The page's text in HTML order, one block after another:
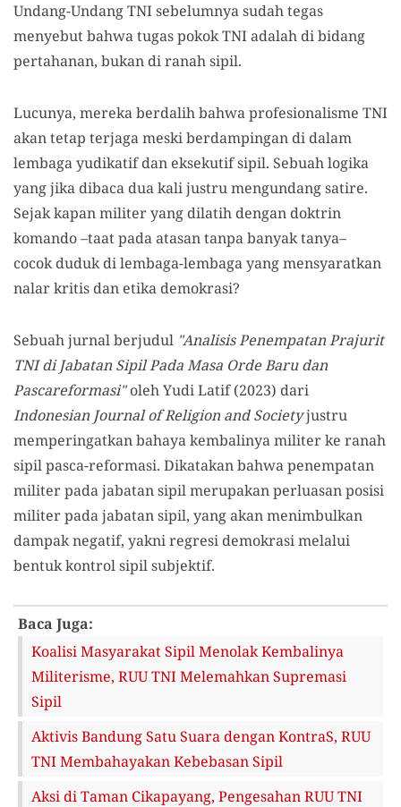
Undang-Undang TNI sebelumnya sudah tegas
menyebut bahwa tugas pokok TNI adalah di bidang
pertahanan, bukan di ranah sipil.
Lucunya, mereka berdalih bahwa profesionalisme TNI
akan tetap terjaga meski berdampingan di dalam
lembaga yudikatif dan eksekutif sipil. Sebuah logika
yang jika dibaca dua kali justru mengundang satire.
Sejak kapan militer yang dilatih dengan doktrin
komando –taat pada atasan tanpa banyak tanya–
cocok duduk di lembaga-lembaga yang mensyaratkan
nalar kritis dan etika demokrasi?
Sebuah jurnal berjudul "Analisis Penempatan Prajurit
TNI di Jabatan Sipil Pada Masa Orde Baru dan
Pascareformasi"oleh Yudi Latif (2023) dari
Indonesian Journal of Religion and Societyjustru
memperingatkan bahaya kembalinya militer ke ranah
sipil pasca-reformasi. Dikatakan bahwa penempatan
militer pada jabatan sipil merupakan perluasan posisi
militer pada jabatan sipil, yang akan menimbulkan
dampak negatif, yakni regresi demokrasi melalui
bentuk kontrol sipil subjektif.
Baca Juga:
Koalisi Masyarakat Sipil Menolak Kembalinya
Militerisme, RUU TNI Melemahkan Supremasi
Sipil
Aktivis Bandung Satu Suara dengan KontraS, RUU
TNI Membahayakan Kebebasan Sipil
Aksi di Taman Cikapayang, Pengesahan RUU TNI